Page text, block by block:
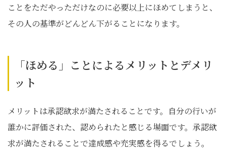
ことをただやっただけなのに必要以上にほめてしまうと、
その人の基準がどんどん下がることになります。
「ほめる」ことによるメリットとデメリ
ット
メリットは承認欲求が満たされることです。自分の行いが
誰かに評価された、認められたと感じる場面です。承認欲
求が満たされることで達成感や充実感を得るでしょう。